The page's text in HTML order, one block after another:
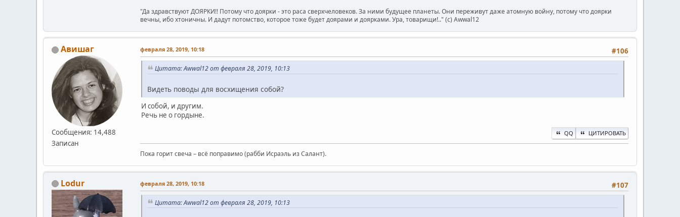
"Да здравствуют ДОЯРКИ!! Потому что доярки - это раса сверхчеловеков. За ними будущее планеты. Они переживут даже атомную войну, потому что доярки
вечны, ибо хтоничны. И дадут потомство, которое тоже будет доярами и доярками. Ура, товарищи!.." (c) Awwal12
Авишаг
Сообщения: 14,488
Записан
#106
февраля 28, 2019, 10:18
Цитата: Awwal12 от февраля 28, 2019, 10:13
Видеть поводы для восхищения собой?
И собой, и другим.
Речь не о гордыне.
QQ ЦИТИРОВАТЬ
Пока горит свеча – всё поправимо (рабби Исраэль из Салант).
Lodur #107
февраля 28, 2019, 10:18
Цитата: Awwal12 от февраля 28, 2019, 10:13